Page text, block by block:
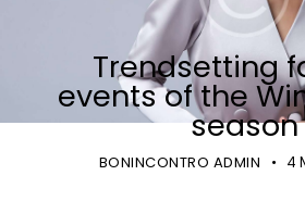
FASHION
Trendsetting
events of the
season
BONINCONTRO ADMIN 4